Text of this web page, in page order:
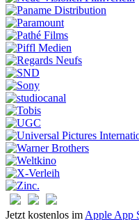
Jetzt kostenlos im Apple App